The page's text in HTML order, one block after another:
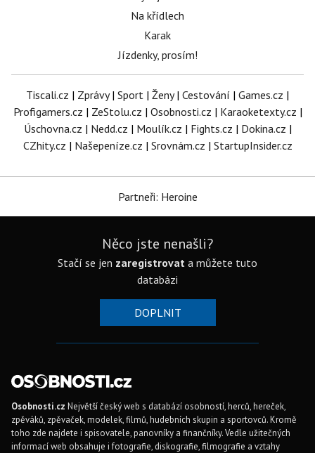
Na křídlech
Karak
Jízdenky, prosím!
Tiscali.cz | Zprávy| Sport | Ženy| Cestování | Games.cz |
Profigamers.cz | ZeStolu.cz | Osobnosti.cz | Karaoketexty.cz |
Úschovna.cz | Nedd.cz | Moulík.cz | Fights.cz | Dokina.cz |
CZhity.cz | Našepeníze.cz | Srovnám.cz | StartupInsider.cz
Partneři: Heroine
Něco jste nenašli?
Stačí se jen zaregistrovat a můžete tuto
databázi
DOPLNIT
Osobnosti.cz Největší český web s databází osobností, herců, hereček,
zpěváků, zpěvaček, modelek, filmů, hudebních skupin a sportovců. Kromě
toho zde najdete i spisovatele, panovníky a finančníky. Vedle užitečných
informací web obsahuje i fotografie, diskografie, filmografie a vztahy